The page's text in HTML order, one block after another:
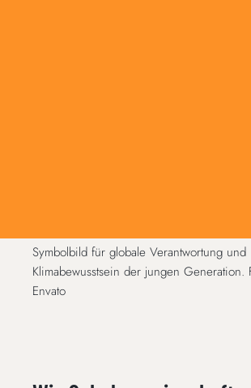
Symbolbild für globale Verantwortung und
Klimabewusstsein der jungen
Envato